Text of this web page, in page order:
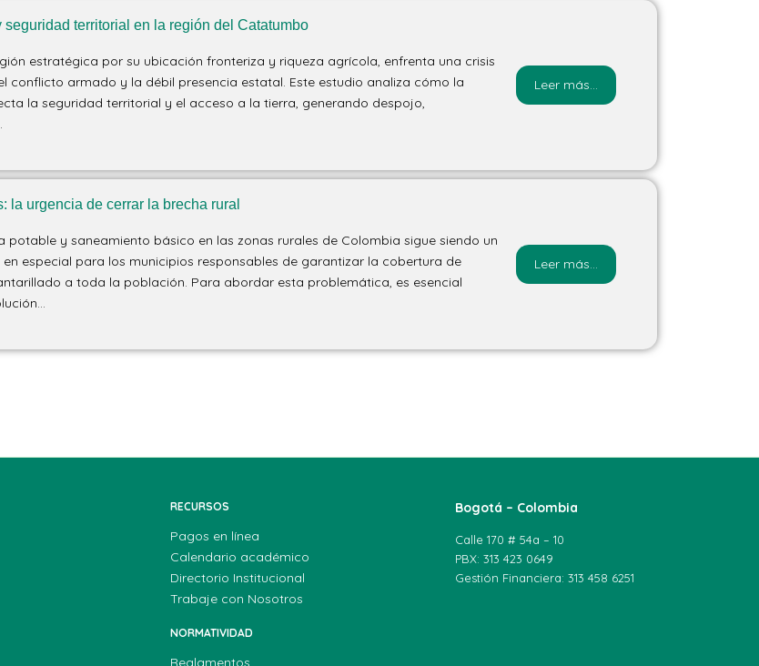
territorial en la región del Catatumbo
estratégica por su ubicación fronteriza y riqueza agrícola, enfrenta una crisis
conflicto armado y la débil presencia estatal. Este estudio analiza cómo la
la seguridad territorial y el acceso a la tierra, generando despojo,
Leer más...
la urgencia de cerrar la brecha rural
potable y saneamiento básico en las zonas rurales de Colombia sigue siendo un
especial para los municipios responsables de garantizar la cobertura de
a toda la población. Para abordar esta problemática, es esencial
Leer más...
RECURSOS
Pagos en línea
Calendario académico
Directorio Institucional
Trabaje con Nosotros
NORMATIVIDAD
Reglamentos
Bogotá – Colombia
Calle 170 # 54a – 10
PBX: 313 423 0649
Gestión Financiera: 313 458 6251